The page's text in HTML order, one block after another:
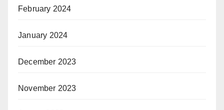
February 2024
January 2024
December 2023
November 2023